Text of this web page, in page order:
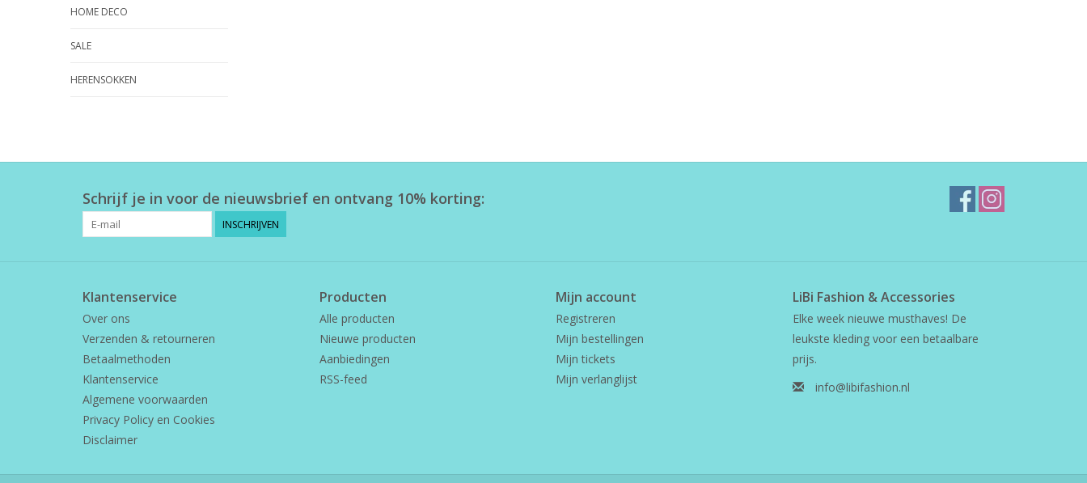
HOME DECO
SALE
HERENSOKKEN
Schrijf je in voor de nieuwsbrief en ontvang 10% korting:
INSCHRIJVEN
Klantenservice
Over ons
Verzenden & retourneren
Betaalmethoden
Klantenservice
Algemene voorwaarden
Privacy Policy en Cookies
Disclaimer
Producten
Alle producten
Nieuwe producten
Aanbiedingen
RSS-feed
Mijn account
Registreren
Mijn bestellingen
Mijn tickets
Mijn verlanglijst
LiBi Fashion & Accessories
Elke week nieuwe musthaves! De
leukste kleding voor een betaalbare
prijs.
info@libifashion.nl